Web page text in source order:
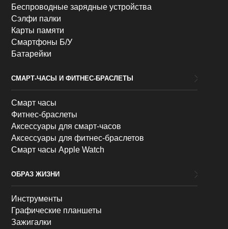
Беспроводные зарядные устройства
Сэлфи палки
Карты памяти
Смартфоны Б/У
Батарейки
СМАРТ-ЧАСЫ И ФИТНЕС-БРАСЛЕТЫ
Смарт часы
Фитнес-браслеты
Аксессуары для смарт-часов
Аксессуары для фитнес-браслетов
Смарт часы Apple Watch
ОБРАЗ ЖИЗНИ
Инструменты
Графические планшеты
Зажигалки